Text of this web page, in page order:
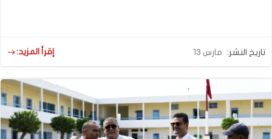
تاريخ النشر: مارس 13 إقرأ المزيد: